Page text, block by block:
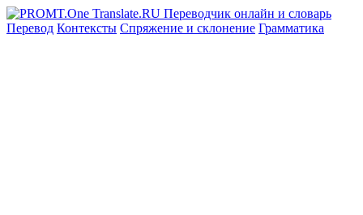
Перевод Контексты Спряжение и склонение Грамматика